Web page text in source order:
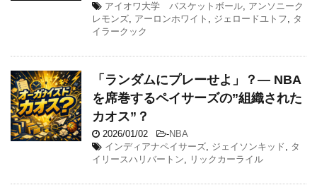
アイオワ大学 バスケットボール, アンソニーク
レモンズ, アーロンホワイト , ジェロードユトフ, タ
イラークック
「ランダムにプレーせよ」？— NBA
を席巻するペイサーズの”組織された
カオス”？
2026/01/02 -NBA
インディアナペイサーズ, ジェイソンキッド, タ
イリースハリバートン, リックカーライル